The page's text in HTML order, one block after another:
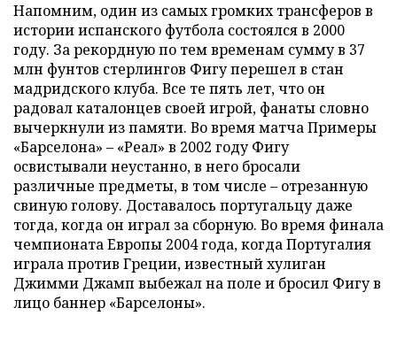
Напомним, один из самых громких трансферов в
истории испанского футбола состоялся в 2000
году. За рекордную по тем временам сумму в 37
млн фунтов стерлингов Фигу перешел в стан
мадридского клуба. Все те пять лет, что он
радовал каталонцев своей игрой, фанаты словно
вычеркнули из памяти. Во время матча Примеры
«Барселона» – «Реал» в 2002 году Фигу
освистывали неустанно, в него бросали
различные предметы, в том числе – отрезанную
свиную голову. Доставалось португальцу даже
тогда, когда он играл за сборную. Во время финала
чемпионата Европы 2004 года, когда Португалия
играла против Греции, известный хулиган
Джимми Джамп выбежал на поле и бросил Фигу в
лицо баннер «Барселоны».